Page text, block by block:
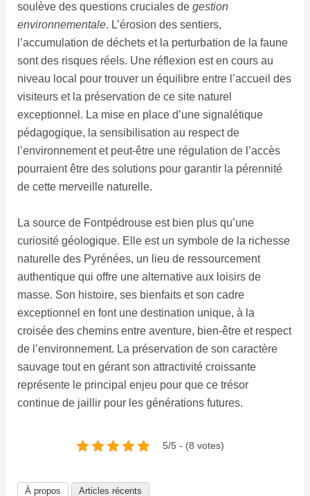
soulève des questions cruciales de gestion
environnementale. L’érosion des sentiers,
l’accumulation de déchets et la perturbation de la faune
sont des risques réels. Une réflexion est en cours au
niveau local pour trouver un équilibre entre l’accueil des
visiteurs et la préservation de ce site naturel
exceptionnel. La mise en place d’une signalétique
pédagogique, la sensibilisation au respect de
l’environnement et peut-être une régulation de l’accès
pourraient être des solutions pour garantir la pérennité
de cette merveille naturelle.
La source de Fontpédrouse est bien plus qu’une
curiosité géologique. Elle est un symbole de la richesse
naturelle des Pyrénées, un lieu de ressourcement
authentique qui offre une alternative aux loisirs de
masse. Son histoire, ses bienfaits et son cadre
exceptionnel en font une destination unique, à la
croisée des chemins entre aventure, bien-être et respect
de l’environnement. La préservation de son caractère
sauvage tout en gérant son attractivité croissante
représente le principal enjeu pour que ce trésor
continue de jaillir pour les générations futures.
5/5 - (8 votes)
À propos Articles récents